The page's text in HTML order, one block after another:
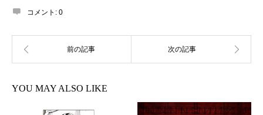
コメント: 0
YOU MAY ALSO LIKE